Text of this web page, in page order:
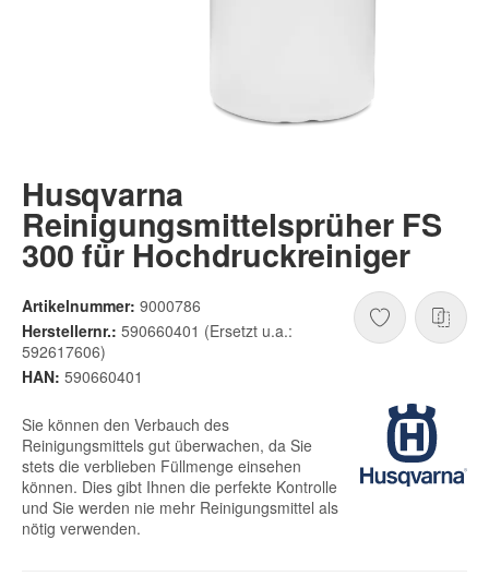
Husqvarna
Reinigungsmittelsprüher FS
300 für Hochdruckreiniger
Artikelnummer: 9000786
Herstellernr.: 590660401 (Ersetzt u.a.:
592617606)
HAN: 590660401
Sie können den Verbauch des
Reinigungsmittels gut überwachen, da Sie
stets die verblieben Füllmenge einsehen
können. Dies gibt Ihnen die perfekte Kontrolle
und Sie werden nie mehr Reinigungsmittel als
nötig verwenden.